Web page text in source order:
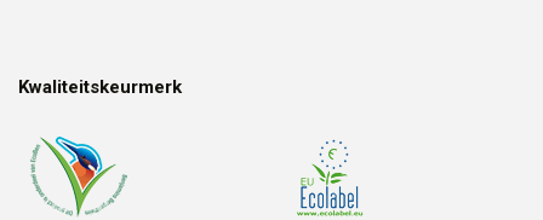
Kwaliteitskeurmerk